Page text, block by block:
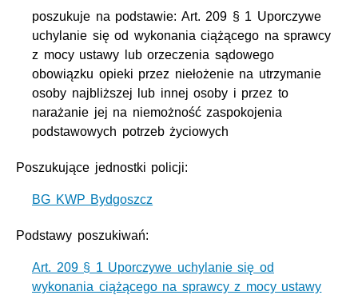
poszukuje na podstawie: Art. 209 § 1 Uporczywe
uchylanie się od wykonania ciążącego na sprawcy
z mocy ustawy lub orzeczenia sądowego
obowiązku opieki przez niełożenie na utrzymanie
osoby najbliższej lub innej osoby i przez to
narażanie jej na niemożność zaspokojenia
podstawowych potrzeb życiowych
Poszukujące jednostki policji:
BG KWP Bydgoszcz
Podstawy poszukiwań:
Art. 209 § 1 Uporczywe uchylanie się od
wykonania ciążącego na sprawcy z mocy ustawy